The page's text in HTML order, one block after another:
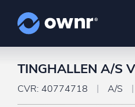
TINGHALLEN A/S
CVR: 40774718 A/S